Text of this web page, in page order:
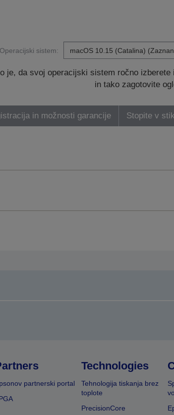
Operacijski sistem:
je, da svoj operacijski sistem ročno izberete
in tako zagotovite
in možnosti garancije Stopite v
partnerski portal
Technologies
Tehnologija tiskanja brez
toplote
PrecisionCore